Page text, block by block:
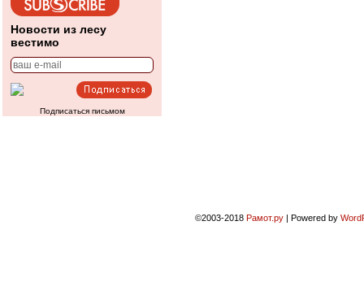
Новости из лесу
вестимо
Подписаться письмом
©2003-2018 Рамот.ру | Powered by